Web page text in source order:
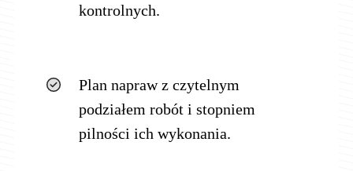
kontrolnych.
Plan napraw z czytelnym
podziałem robót i stopniem
pilności ich wykonania.